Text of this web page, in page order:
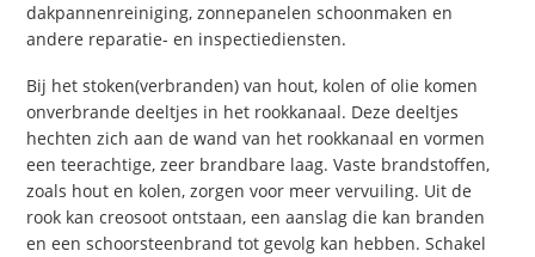
dakpannenreiniging, zonnepanelen schoonmaken en
andere reparatie- en inspectiediensten.
Bij het stoken(verbranden) van hout, kolen of olie komen
onverbrande deeltjes in het rookkanaal. Deze deeltjes
hechten zich aan de wand van het rookkanaal en vormen
een teerachtige, zeer brandbare laag. Vaste brandstoffen,
zoals hout en kolen, zorgen voor meer vervuiling. Uit de
rook kan creosoot ontstaan, een aanslag die kan branden
en een schoorsteenbrand tot gevolg kan hebben. Schakel